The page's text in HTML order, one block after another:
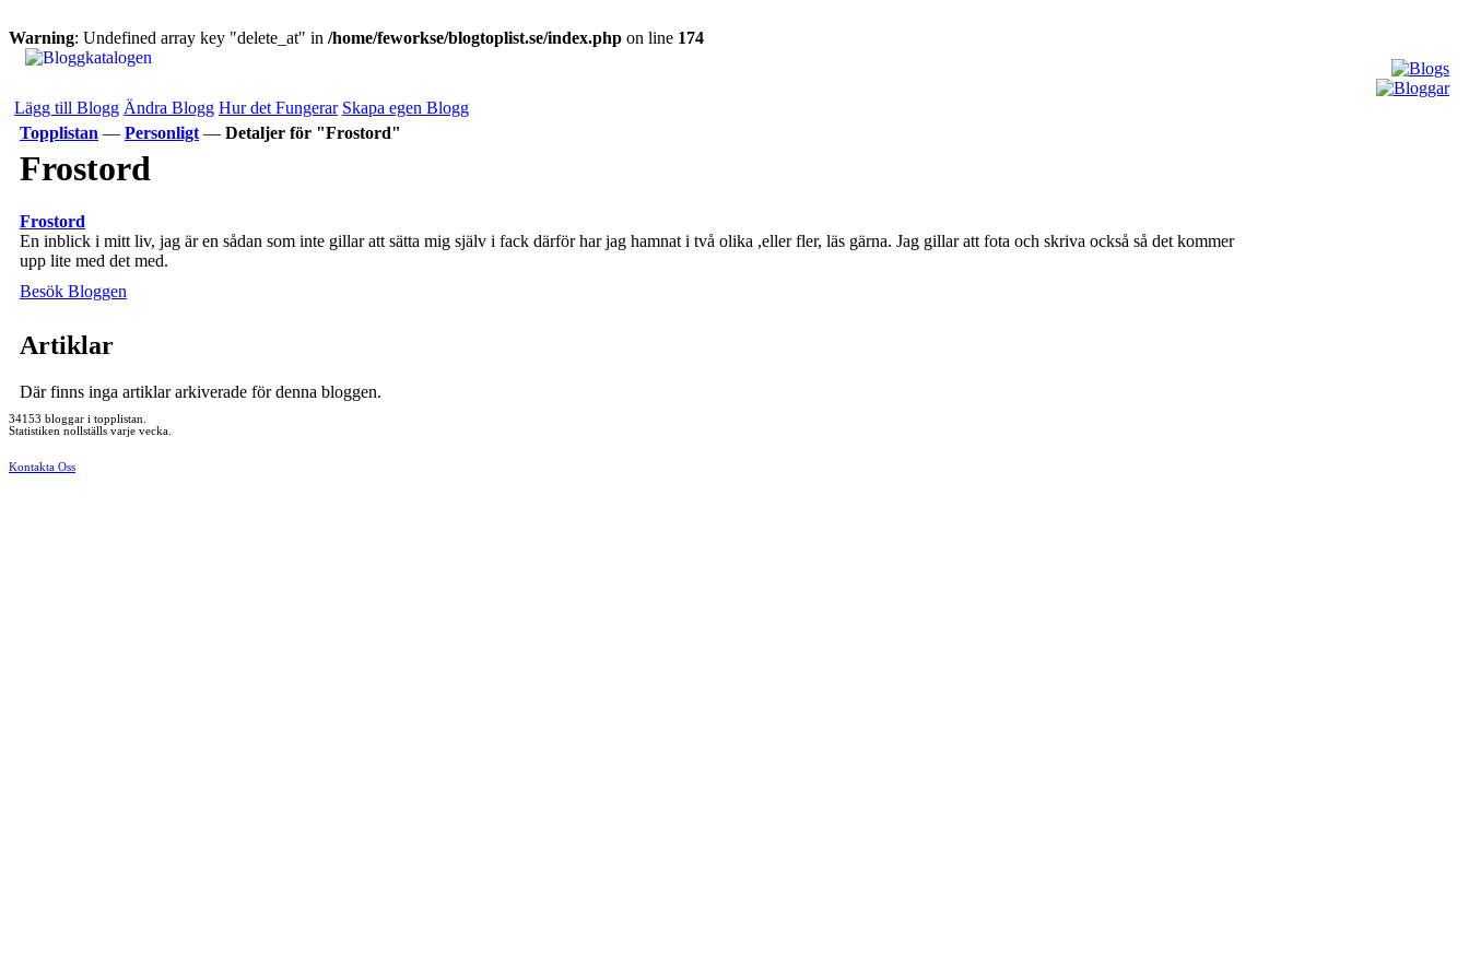
Warning: Undefined array key "delete_at" in /home/feworkse/blogtoplist.se/index.php on line 174
Lägg till Blogg Ändra Blogg Hur det Fungerar Skapa egen Blogg
Topplistan — Personligt — Detaljer för "Frostord"
Frostord
Frostord
En inblick i mitt liv, jag är en sådan som inte gillar att sätta mig själv i fack därför har jag hamnat i två olika ,eller fler, läs gärna. Jag gillar att fota och skriva också så det kommer
upp lite med det med.
Besök Bloggen
Artiklar
Där finns inga artiklar arkiverade för denna bloggen.
34153 bloggar i topplistan.
Statistiken nollställs varje vecka.
Kontakta Oss